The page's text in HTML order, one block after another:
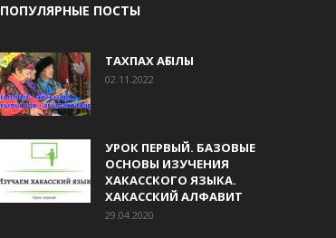
ПОПУЛЯРНЫЕ ПОСТЫ
ТАХПАХ АҒЫЛЫ
02.11.2022
УРОК ПЕРВЫЙ. БАЗОВЫЕ
ОСНОВЫ ИЗУЧЕНИЯ
ХАКАССКОГО ЯЗЫКА.
ХАКАССКИЙ АЛФАВИТ
29.04.2020